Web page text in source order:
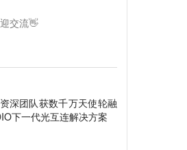
交流👋
深团队获数千万天使轮融
下一代光互连解决方案